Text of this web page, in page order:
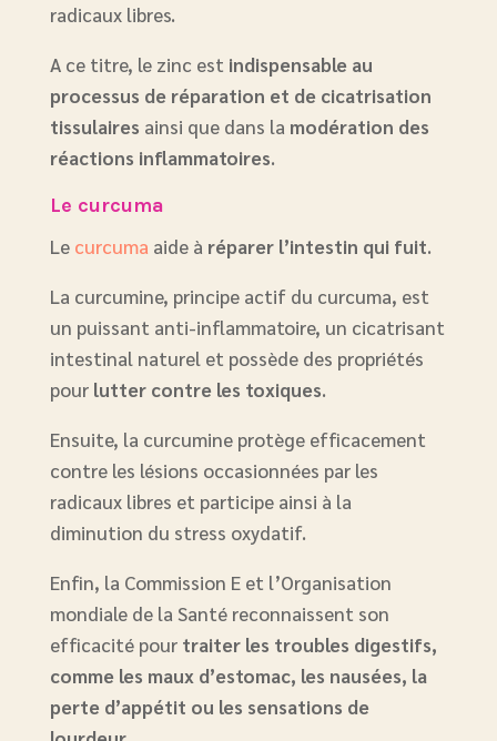
radicaux libres.
A ce titre, le zinc est indispensable au
processus de réparation et de cicatrisation
tissulaires ainsi que dans la modération des
réactions inflammatoires.
Le curcuma
Le curcuma aide à réparer l’intestin qui fuit.
La curcumine, principe actif du curcuma, est
un puissant anti-inflammatoire, un cicatrisant
intestinal naturel et possède des propriétés
pour lutter contre les toxiques.
Ensuite, la curcumine protège efficacement
contre les lésions occasionnées par les
radicaux libres et participe ainsi à la
diminution du stress oxydatif.
Enfin, la Commission E et l’Organisation
mondiale de la Santé reconnaissent son
efficacité pour traiter les troubles digestifs,
comme les maux d’estomac, les nausées, la
perte d’appétit ou les sensations de